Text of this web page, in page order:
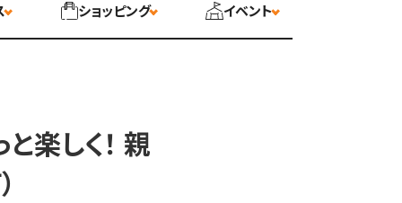
ショッピング イベント
楽しく！ 親